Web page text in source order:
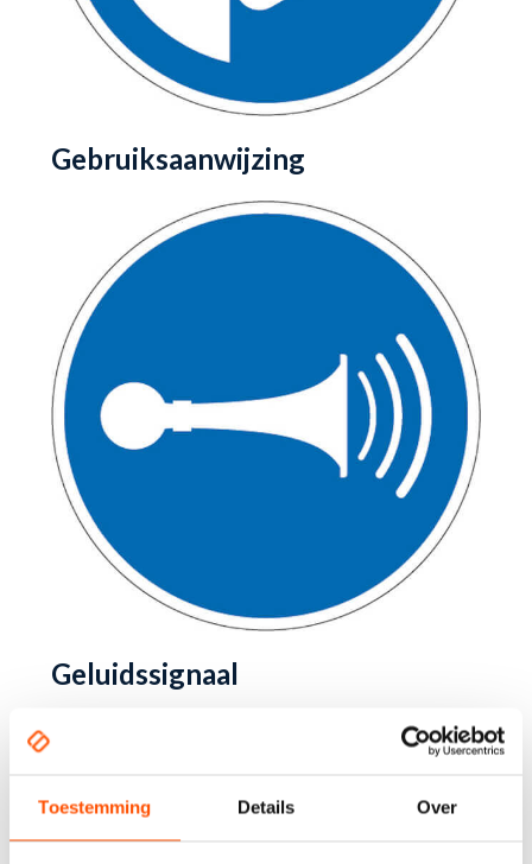
Toestemming Details Over
Gebruiksaanwijzing
Geluidssignaal